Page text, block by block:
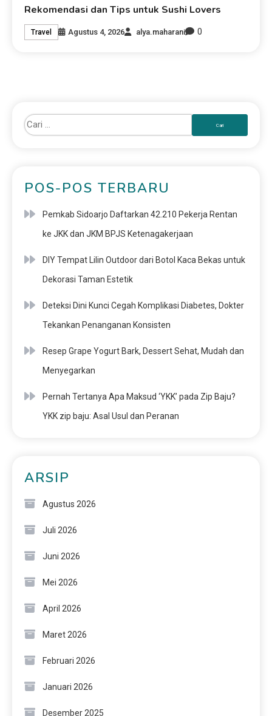
Rekomendasi dan Tips untuk Sushi Lovers
Travel Agustus 4, 2026 alya.maharani 0
POS-POS TERBARU
Pemkab Sidoarjo Daftarkan 42.210 Pekerja Rentan
ke JKK dan JKM BPJS Ketenagakerjaan
DIY Tempat Lilin Outdoor dari Botol Kaca Bekas untuk
Dekorasi Taman Estetik
Deteksi Dini Kunci Cegah Komplikasi Diabetes, Dokter
Tekankan Penanganan Konsisten
Resep Grape Yogurt Bark, Dessert Sehat, Mudah dan
Menyegarkan
Pernah Tertanya Apa Maksud ‘YKK’ pada Zip Baju?
YKK zip baju: Asal Usul dan Peranan
ARSIP
Agustus 2026
Juli 2026
Juni 2026
Mei 2026
April 2026
Maret 2026
Februari 2026
Januari 2026
Desember 2025